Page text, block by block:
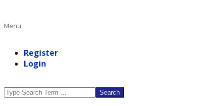
Primary
Menu
Register
Login
Search